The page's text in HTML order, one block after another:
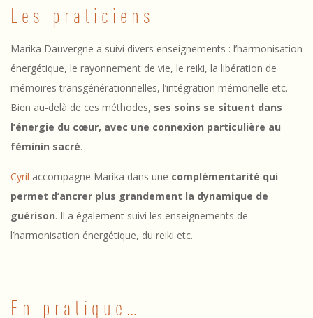
n
s
D
U
O
É
n
e
r
e
Les praticiens
Marika Dauvergne a suivi divers enseignements : l’harmonisation
énergétique, le rayonnement de vie, le reiki, la libération de
mémoires transgénérationnelles, l’intégration mémorielle etc.
Bien au-delà de ces méthodes, ses soins se situent dans
l’énergie du cœur, avec une connexion particulière au
féminin sacré.
Cyril accompagne Marika dans une complémentarité qui
permet d’ancrer plus grandement la dynamique de
guérison. Il a également suivi les enseignements de
l’harmonisation énergétique, du reiki etc.
En pratique…